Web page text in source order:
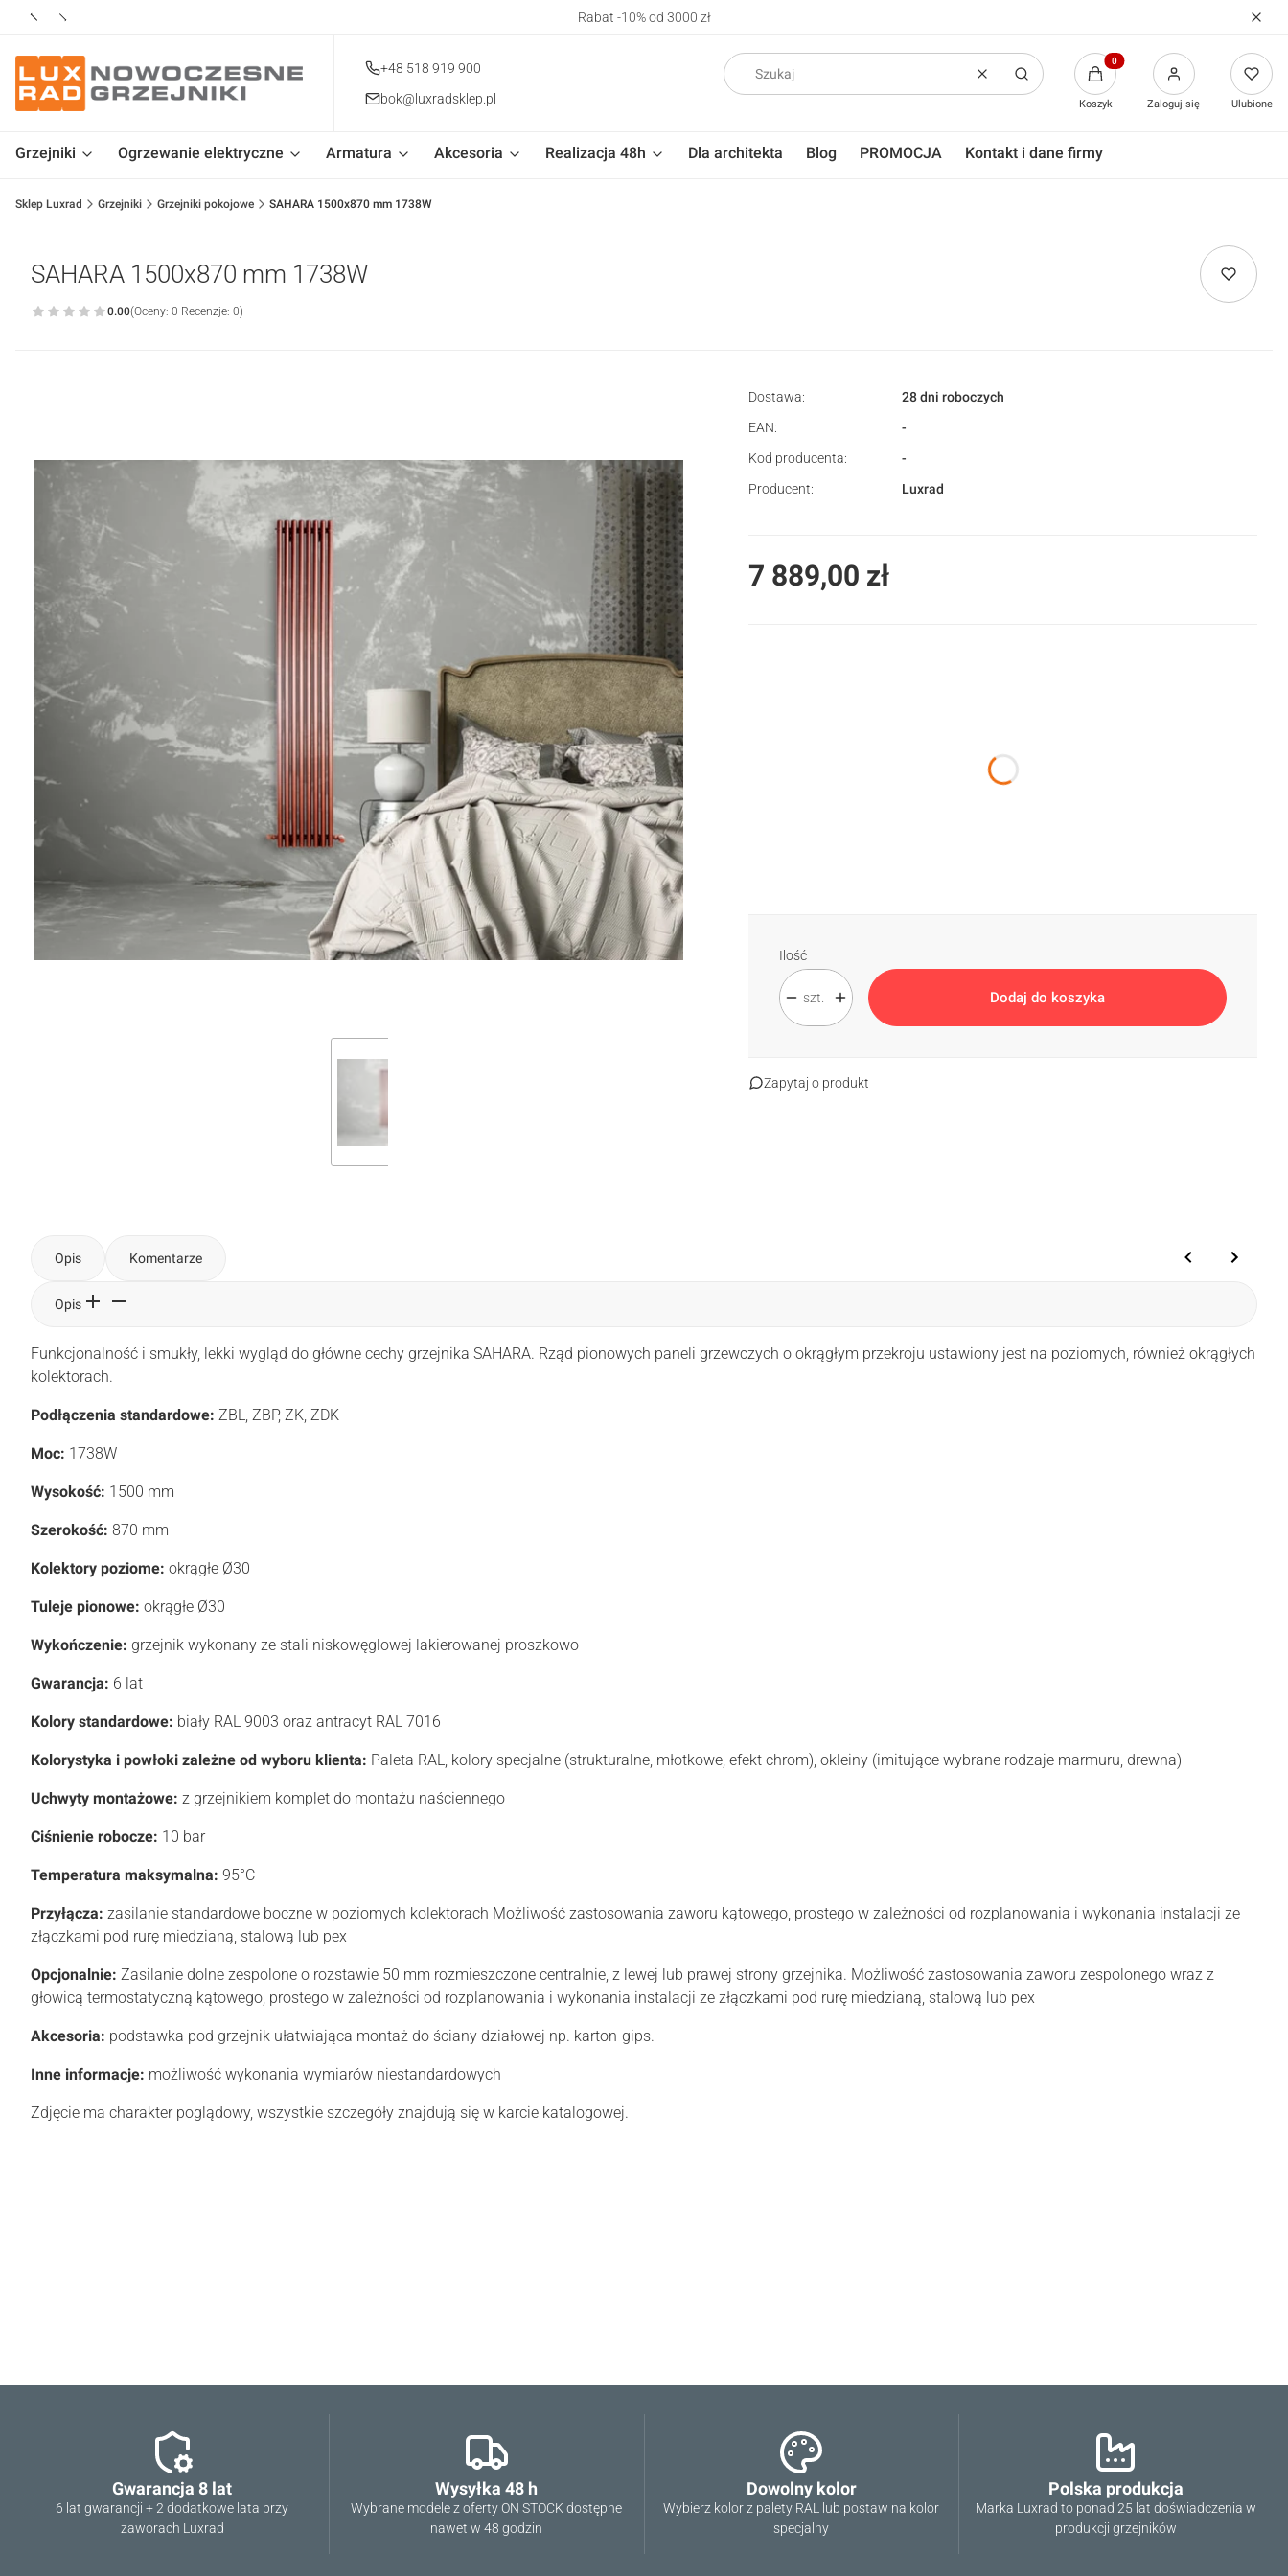
Rabat -10% od 3000 zł
+48 518 919 900
bok@luxradsklep.pl
WyczyśćSzukaj
Produkty w koszyku: 0. Zobacz
Koszyk Zaloguj się Ulubione
Grzejniki Ogrzewanie elektryczne Armatura Akcesoria Realizacja 48h Dla architekta Blog PROMOCJA Kontakt i dane firmy
Sklep Luxrad Grzejniki Grzejniki pokojowe SAHARA 1500x870 mm 1738W
SAHARA 1500x870 mm 1738W
0.00(Oceny: 0 Recenzje: 0)
Dostawa:
28 dni roboczych
EAN:
-
Kod producenta:
-
Producent:
Luxrad
Cena
7 889,00 zł
Ilość
szt. Dodaj do koszyka
Zapytaj o produkt
Opis Komentarze
Opis
Funkcjonalność i smukły, lekki wygląd do główne cechy grzejnika SAHARA. Rząd pionowych paneli grzewczych o okrągłym przekroju ustawiony jest na poziomych, również okrągłych
kolektorach.
Podłączenia standardowe: ZBL, ZBP, ZK, ZDK
Moc: 1738W
Wysokość: 1500 mm
Szerokość: 870 mm
Kolektory poziome: okrągłe Ø30
Tuleje pionowe: okrągłe Ø30
Wykończenie: grzejnik wykonany ze stali niskowęglowej lakierowanej proszkowo
Gwarancja: 6 lat
Kolory standardowe: biały RAL 9003 oraz antracyt RAL 7016
Kolorystyka i powłoki zależne od wyboru klienta: Paleta RAL, kolory specjalne (strukturalne, młotkowe, efekt chrom), okleiny (imitujące wybrane rodzaje marmuru, drewna)
Uchwyty montażowe: z grzejnikiem komplet do montażu naściennego
Ciśnienie robocze: 10 bar
Temperatura maksymalna: 95°C
Przyłącza: zasilanie standardowe boczne w poziomych kolektorach Możliwość zastosowania zaworu kątowego, prostego w zależności od rozplanowania i wykonania instalacji ze
złączkami pod rurę miedzianą, stalową lub pex
Opcjonalnie: Zasilanie dolne zespolone o rozstawie 50 mm rozmieszczone centralnie, z lewej lub prawej strony grzejnika. Możliwość zastosowania zaworu zespolonego wraz z
głowicą termostatyczną kątowego, prostego w zależności od rozplanowania i wykonania instalacji ze złączkami pod rurę miedzianą, stalową lub pex
Akcesoria: podstawka pod grzejnik ułatwiająca montaż do ściany działowej np. karton-gips.
Inne informacje: możliwość wykonania wymiarów niestandardowych
Zdjęcie ma charakter poglądowy, wszystkie szczegóły znajdują się w karcie katalogowej.
Gwarancja 8 lat
6 lat gwarancji + 2 dodatkowe lata przy
zaworach Luxrad
Wysyłka 48 h
Wybrane modele z oferty ON STOCK dostępne
nawet w 48 godzin
Dowolny kolor
Wybierz kolor z palety RAL lub postaw na kolor
specjalny
Polska produkcja
Marka Luxrad to ponad 25 lat doświadczenia w
produkcji grzejników